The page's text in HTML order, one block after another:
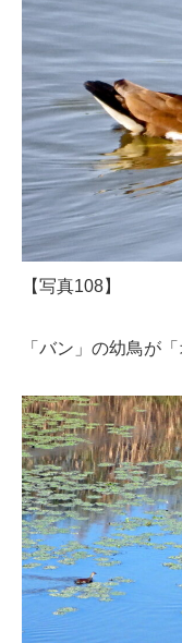
【写真108】
「バン」の幼鳥が